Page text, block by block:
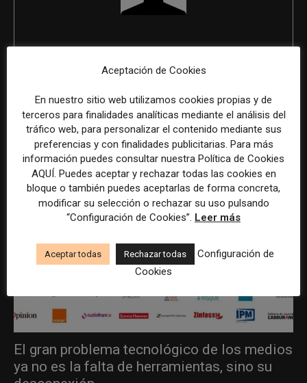
ÚLTIMOS ARTÍCULOS
El gran problema tecnológico de los medios
ya no es la falta de herramientas, sino su
Aceptación de Cookies
En nuestro sitio web utilizamos cookies propias y de
terceros para finalidades analíticas mediante el análisis del
tráfico web, para personalizar el contenido mediante sus
preferencias y con finalidades publicitarias. Para más
información puedes consultar nuestra Política de Cookies
AQUÍ. Puedes aceptar y rechazar todas las cookies en
bloque o también puedes aceptarlas de forma concreta,
modificar su selección o rechazar su uso pulsando
“Configuración de Cookies”. Leer más
Aceptar todas Rechazar todas
Configuración de
Cookies